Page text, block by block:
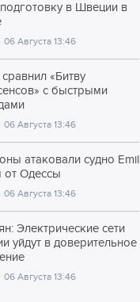
подготовку в Швеции в
06 Августа 13:46
«Битву
с быстрыми
06 Августа 13:46
атаковали судно Emil
от Одессы
06 Августа 13:46
Электрические сети
уйдут в доверительное
06 Августа 13:46